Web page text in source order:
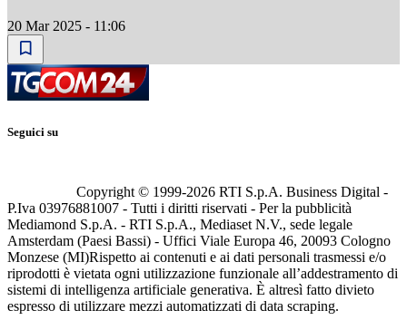
20 Mar 2025 - 11:06
Seguici su
Copyright © 1999-2026 RTI S.p.A. Business Digital -
P.Iva 03976881007 - Tutti i diritti riservati - Per la pubblicità
Mediamond S.p.A. - RTI S.p.A., Mediaset N.V., sede legale
Amsterdam (Paesi Bassi) - Uffici Viale Europa 46, 20093 Cologno
Monzese (MI)Rispetto ai contenuti e ai dati personali trasmessi e/o
riprodotti è vietata ogni utilizzazione funzionale all’addestramento di
sistemi di intelligenza artificiale generativa. È altresì fatto divieto
espresso di utilizzare mezzi automatizzati di data scraping.